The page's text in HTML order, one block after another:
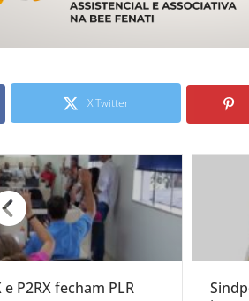
X Twitter
P2RX fecham PLR